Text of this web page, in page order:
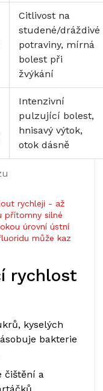
Citlivost na
studené/dráždivé
potraviny, mírná
bolest při
žvýkání
Intenzivní
pulzující bolest,
hnisavý výtok,
otok dásně
rychleji - až
přítomny silné
úrovní ústní
může kaz
rychlost
kyselých
bakterie
čištění a